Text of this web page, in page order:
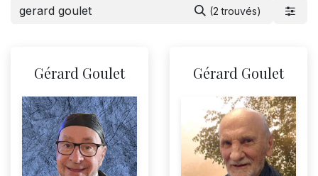
(2 trouvés)
Gérard Goulet Gérard Goulet